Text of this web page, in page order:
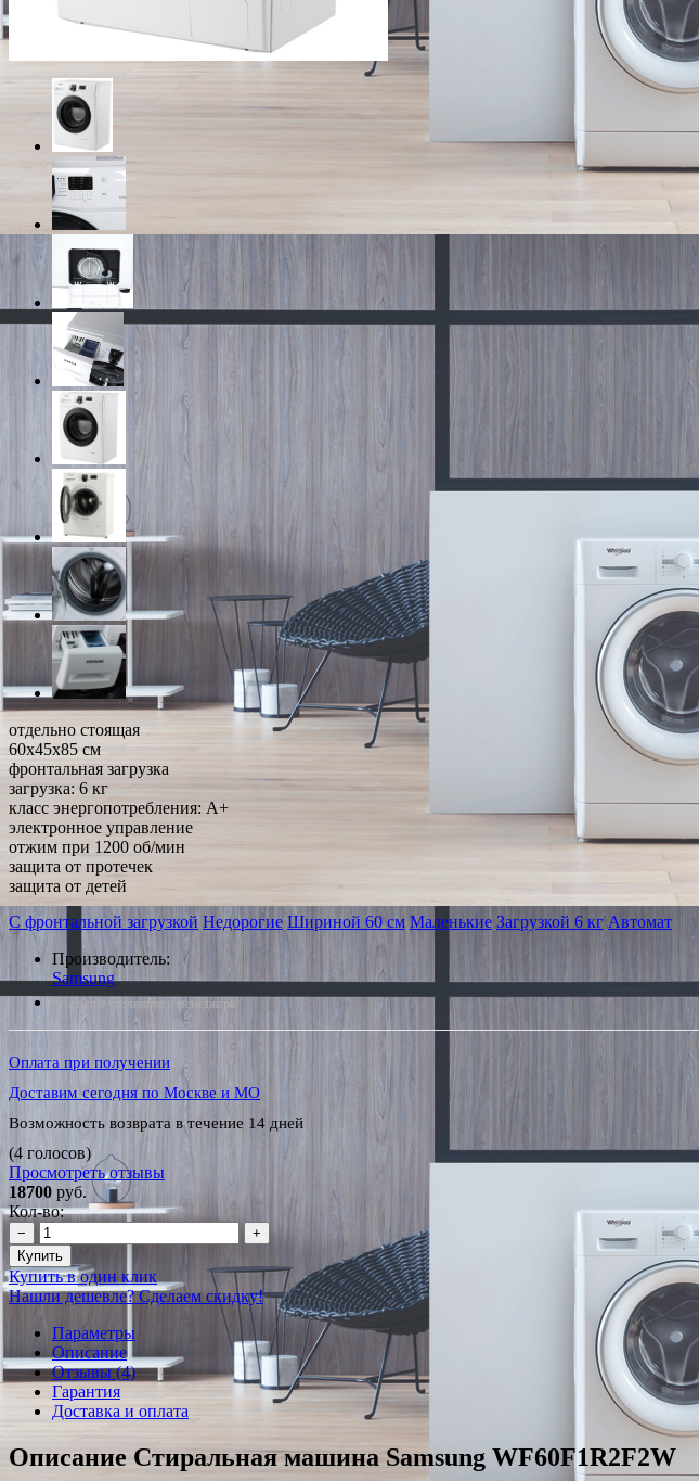
отдельно стоящая
60x45x85 см
фронтальная загрузка
загрузка: 6 кг
класс энергопотребления: A+
электронное управление
отжим при 1200 об/мин
защита от протечек
защита от детей
С фронтальной загрузкой Недорогие Шириной 60 см Маленькие Загрузкой 6 кг Автомат
Производитель:
Samsung
*Наличие уточняйте у менеджера
Оплата при получении
Доставим сегодня по Москве и МО
Возможность возврата в течение 14 дней
(4 голосов)
Просмотреть отзывы
18700 руб.
Кол-во:
−
+
Купить
Купить в один клик
Нашли дешевле? Сделаем скидку!
Параметры
Описание
Отзывы (4)
Гарантия
Доставка и оплата
Описание Стиральная машина Samsung WF60F1R2F2W